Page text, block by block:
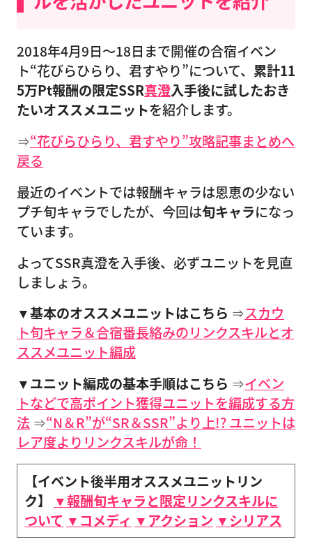
2018年4月9日〜18日まで開催の合宿イベン
ト“花びらひらり、君すやり”について、 累計11
5万Pt報酬の限定SSR真澄入手後に試したおき
たいオススメユニットを紹介します。
⇒“花びらひらり、君すやり”攻略記事まとめへ
戻る
最近のイベントでは報酬キャラは恩恵の少ない
プチ旬キャラでしたが、今回は旬キャラになっ
ています。
よってSSR真澄を入手後、必ずユニットを見直
しましょう。
▼基本のオススメユニットはこちら ⇒スカウ
ト旬キャラ＆合宿番長絡みのリンクスキルとオ
ススメユニット編成
▼ユニット編成の基本手順はこちら ⇒イベン
トなどで高ポイント獲得ユニットを編成する方
法 ⇒“N＆R”が“SR＆SSR”より上!? ユニットは
レア度よりリンクスキルが命！
【イベント後半用オススメユニットリン
ク】
▼報酬旬キャラと限定リンクスキルに
ついて ▼コメディ ▼アクション ▼シリアス